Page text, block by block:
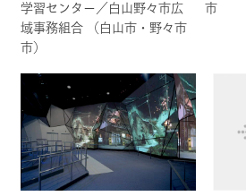
学習センター／白山野々市広
域事務組合 （白山市・野々市
市）
市